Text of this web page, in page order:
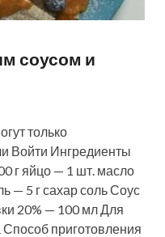
соусом и
только
Войти Ингредиенты
г яйцо — 1 шт. масло
— 5 г сахар соль Соус
20% — 100 мл Для
приготовления